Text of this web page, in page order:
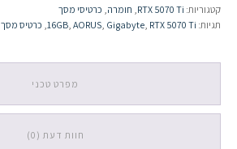
RTX
5070
MASTER
קטגוריות: RTX 5070 Ti חומרה כרטיסי מסך
תגיות:
16GB AORUS Gigabyte RTX 5070 Ti כרטיס מסך
מפרט טכני
חוות דעת (0)